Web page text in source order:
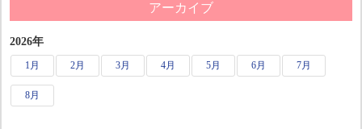
アーカイブ
2026年
1月 2月 3月 4月 5月 6月 7月
8月